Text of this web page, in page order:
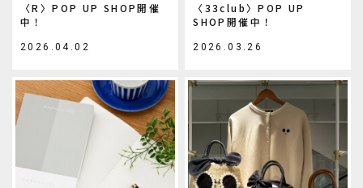
〈R〉POP UP SHOP開催
中！
2026.04.02
〈33club〉POP UP
SHOP開催中！
2026.03.26